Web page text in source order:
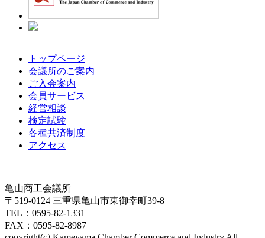
トップページ
会議所のご案内
ご入会案内
会員サービス
経営相談
検定試験
各種共済制度
アクセス
亀山商工会議所
〒519-0124 三重県亀山市東御幸町39-8
TEL：0595-82-1331
FAX：0595-82-8987